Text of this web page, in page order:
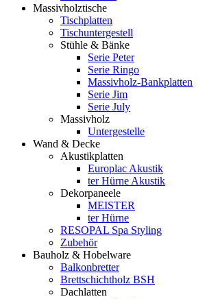
Massivholztische
Tischplatten
Tischuntergestell
Stühle & Bänke
Serie Peter
Serie Ringo
Massivholz-Bankplatten
Serie Jim
Serie July
Massivholz
Untergestelle
Wand & Decke
Akustikplatten
Europlac Akustik
ter Hürne Akustik
Dekorpaneele
MEISTER
ter Hürne
RESOPAL Spa Styling
Zubehör
Bauholz & Hobelware
Balkonbretter
Brettschichtholz BSH
Dachlatten